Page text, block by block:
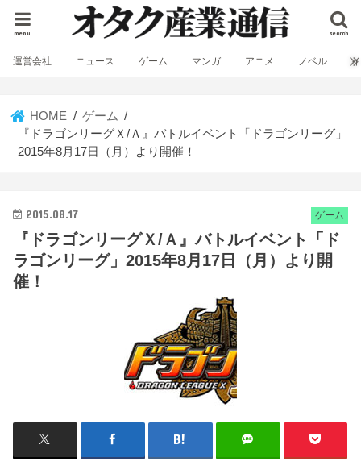
search
menu
運営会社 ニュース ゲーム マンガ アニメ ノベル
HOME
ゲーム
『ドラゴンリーグＸ/Ａ』バトルイベント「ドラゴンリーグ」
2015年8月17日（月）より開催！
ゲーム
2015.08.17
『ドラゴンリーグＸ/Ａ』バトルイベント「ド
ラゴンリーグ」2015年8月17日（月）より開
催！